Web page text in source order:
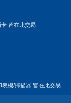
皆在此交易
機/掃描器 皆在此交易